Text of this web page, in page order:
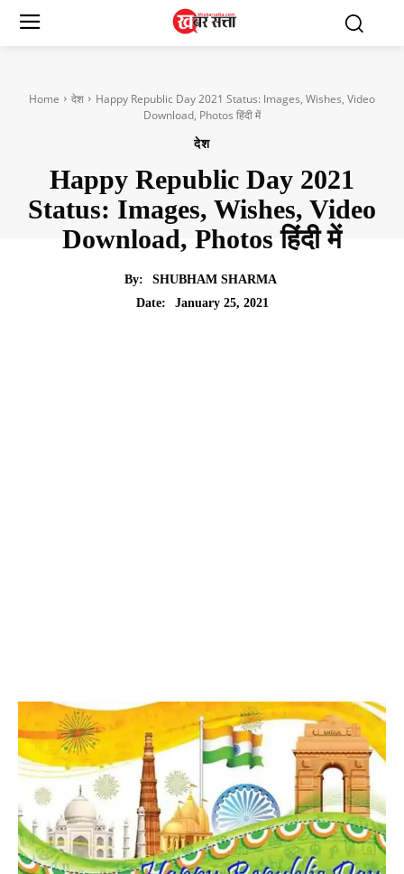
Home देश
Happy Republic Day 2021 Status: Images, Wishes, Video
Download, Photos हिंदी में
देश
Happy Republic Day 2021
Status: Images, Wishes, Video
Download, Photos हिंदी में
By:
SHUBHAM SHARMA
Date:
January 25, 2021